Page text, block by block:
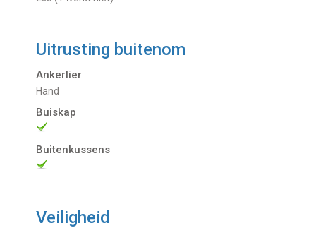
Uitrusting buitenom
Ankerlier
Hand
Buiskap
Buitenkussens
Veiligheid